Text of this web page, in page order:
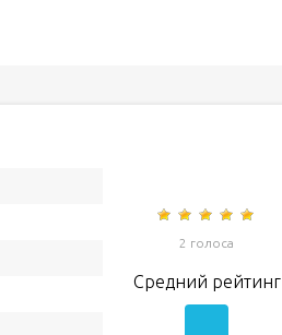
2 голоса
Средний рейтинг